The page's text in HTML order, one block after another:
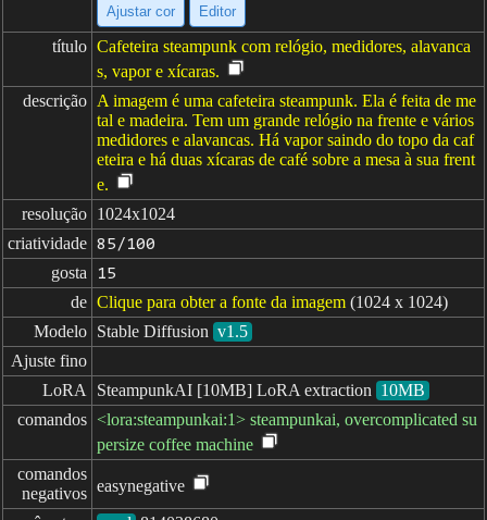
Ajustar cor Editor
título Cafeteira steampunk com relógio, medidores, alavanca
s, vapor e xícaras.
descrição A imagem é uma cafeteira steampunk. Ela é feita de me
tal e madeira. Tem um grande relógio na frente e vários
medidores e alavancas. Há vapor saindo do topo da caf
eteira e há duas xícaras de café sobre a mesa à sua frent
e.
resolução 1024x1024
criatividade 85/100
gosta 15
de Clique para obter a fonte da imagem (1024 x 1024)
Modelo Stable Diffusion v1.5
Ajuste fino
LoRA
SteampunkAI [10MB] LoRA extraction 10MB
comandos <lora:steampunkai:1> steampunkai, overcomplicated su
persize coffee machine
comandos
negativos easynegative